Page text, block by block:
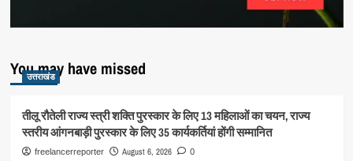
You may have missed
उत्तराखंड
तीलू रौतेली राज्य स्त्री शक्ति पुरस्कार के लिए 13 महिलाओं का चयन, राज्य
स्तरीय आंगनबाड़ी पुरस्कार के लिए 35 कार्यकर्तियां होंगी सम्मानित
freelancerreporter August 6, 2026 0